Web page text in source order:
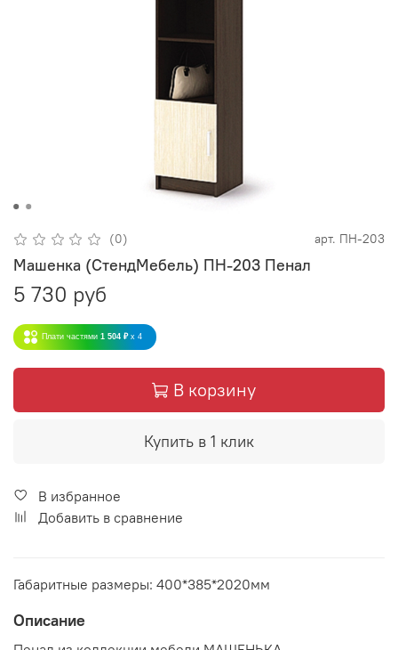
(0) арт. ПН-203
Машенка (СтендМебель) ПН-203 Пенал
5 730 руб
Плати частями 1 504 ₽ x 4
В корзину
Купить в 1 клик
В избранное
Добавить в сравнение
Габаритные размеры: 400*385*2020мм
Описание